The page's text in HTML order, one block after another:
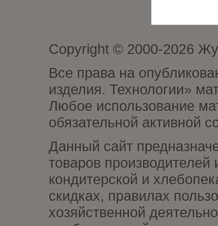
Copyright © 2000-2026
Все права на
изделия. Технологии»
Любое использование
обязательной активной
Данный сайт
товаров
кондитерской и
скидках, правилах
хозяйственной